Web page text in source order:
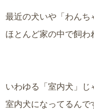
最近の犬いや「わんち
ほとんど家の中で飼わ
いわゆる「室内犬」じ
室内犬になってるんで